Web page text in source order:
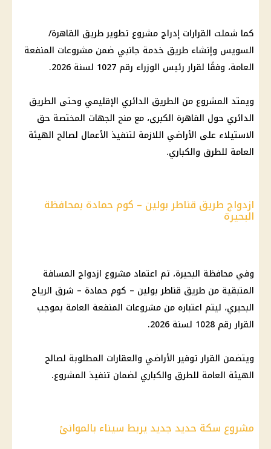
كما شملت القرارات إدراج مشروع تطوير طريق القاهرة/
السويس وإنشاء طريق خدمة جانبي ضمن مشروعات المنفعة
العامة، وفقًا لقرار رئيس الوزراء رقم 1027 لسنة 2026.
ويمتد المشروع من الطريق الدائري الإقليمي وحتى الطريق
الدائري حول القاهرة الكبرى، مع منح الجهات المختصة حق
الاستيلاء على الأراضي اللازمة لتنفيذ الأعمال لصالح الهيئة
العامة للطرق والكباري.
ازدواج طريق قناطر بولين – كوم حمادة بمحافظة
البحيرة
وفي محافظة البحيرة، تم اعتماد مشروع ازدواج المسافة
المتبقية من طريق قناطر بولين – كوم حمادة – شرق الرياح
البحيري، ليتم اعتباره من مشروعات المنفعة العامة بموجب
القرار رقم 1028 لسنة 2026.
ويتضمن القرار توفير الأراضي والعقارات المطلوبة لصالح
الهيئة العامة للطرق والكباري لضمان تنفيذ المشروع.
مشروع سكة حديد جديد يربط سيناء بالموانئ